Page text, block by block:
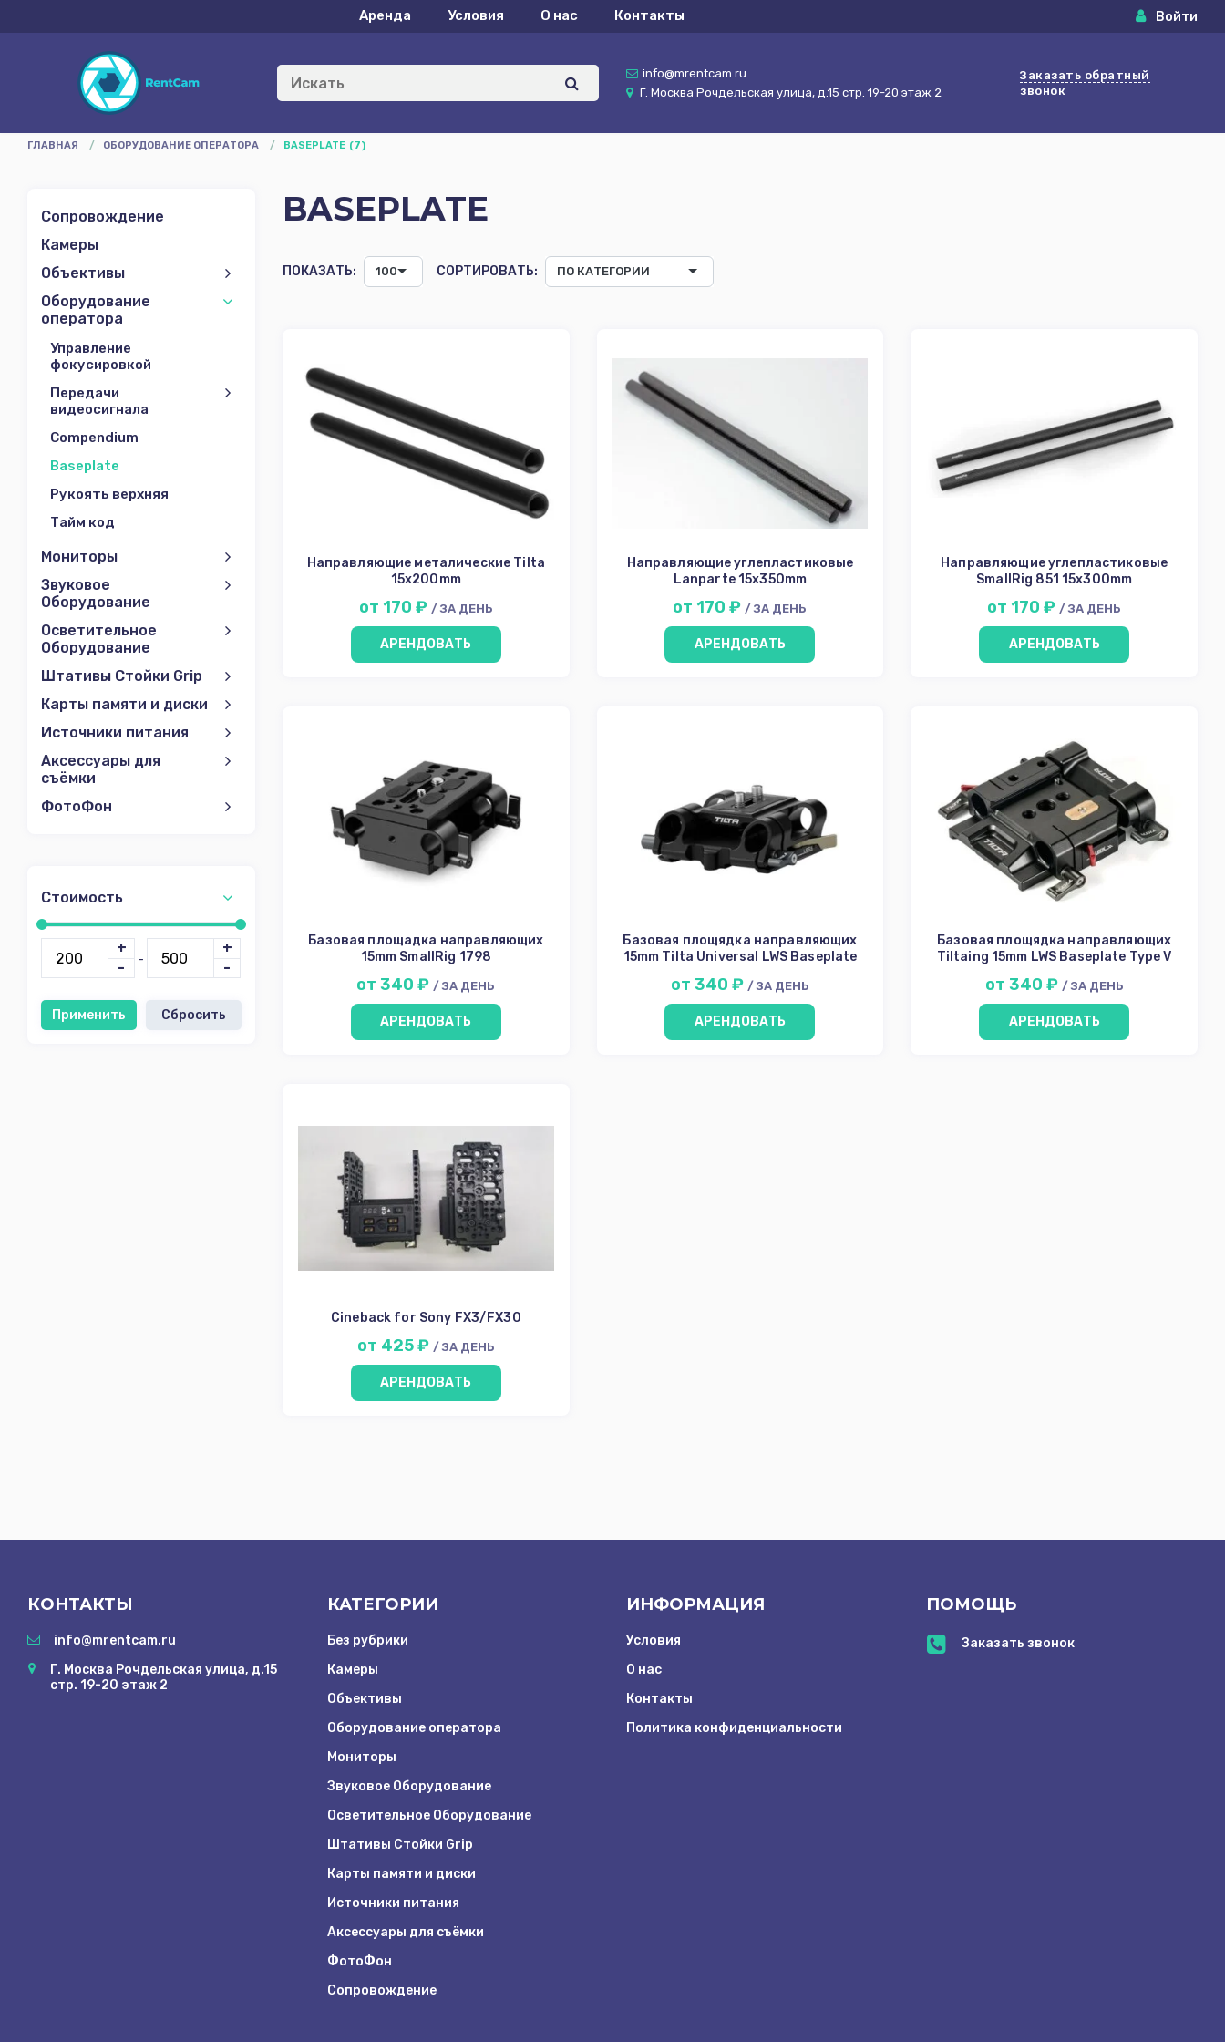
Аренда Условия О нас Контакты Войти
info@mrentcam.ru
Г. Москва Рочдельская улица, д.15 стр. 19-20 этаж 2
Заказать обратный
звонок
ГЛАВНАЯ / ОБОРУДОВАНИЕ ОПЕРАТОРА / BASEPLATE (7)
Сопровождение
Камеры
Объективы
Оборудование
оператора
Управление
фокусировкой
Передачи
видеосигнала
Сompendium
Baseplate
Рукоять верхняя
Тайм код
Мониторы
Звуковое
Оборудование
Осветительное
Оборудование
Штативы Стойки Grip
Карты памяти и диски
Источники питания
Аксессуары для
съёмки
ФотоФон
Стоимость
+
-
-
+
-
Применить Сбросить
BASEPLATE
ПОКАЗАТЬ: 100 СОРТИРОВАТЬ: ПО КАТЕГОРИИ
Направляющие металические Tilta
15x200mm
от 170 ₽ / ЗА ДЕНЬ
АРЕНДОВАТЬ
Направляющие углепластиковые
Lanparte 15х350mm
от 170 ₽/ ЗА ДЕНЬ
АРЕНДОВАТЬ
Направляющие углепластиковые
SmallRig 851 15x300mm
от 170 ₽/ ЗА ДЕНЬ
АРЕНДОВАТЬ
Базовая площадка направляющих
15mm SmallRig 1798
от 340 ₽/ ЗА ДЕНЬ
АРЕНДОВАТЬ
Базовая площядка направляющих
15mm Tilta Universal LWS Baseplate
от 340 ₽ / ЗА ДЕНЬ
АРЕНДОВАТЬ
Базовая площядка направляющих
Tiltaing 15mm LWS Baseplate Type V
от 340 ₽ / ЗА ДЕНЬ
АРЕНДОВАТЬ
Cineback for Sony FX3/FX30
от 425 ₽ / ЗА ДЕНЬ
АРЕНДОВАТЬ
КОНТАКТЫ
info@mrentcam.ru
Г. Москва Рочдельская улица, д.15
стр. 19-20 этаж 2
КАТЕГОРИИ
Без рубрики
Камеры
Объективы
Оборудование оператора
Мониторы
Звуковое Оборудование
Осветительное Оборудование
Штативы Стойки Grip
Карты памяти и диски
Источники питания
Аксессуары для съёмки
ФотоФон
Сопровождение
ИНФОРМАЦИЯ
Условия
О нас
Контакты
Политика конфиденциальности
ПОМОЩЬ
Заказать звонок